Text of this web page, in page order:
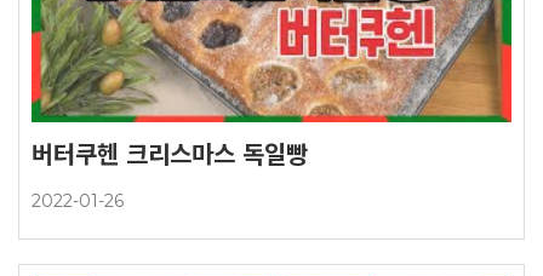
버터쿠헨 크리스마스 독일빵
2022-01-26